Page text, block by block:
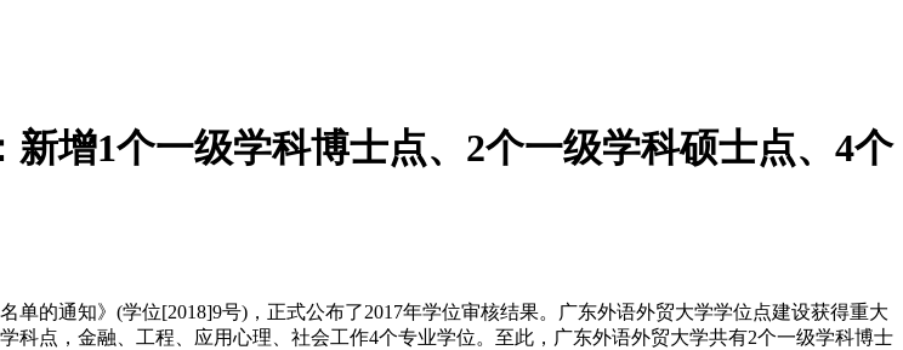
增1个一级学科博士点、2个一级学科硕士点、4个
通知》(学位[2018]9号)，正式公布了2017年学位审核结果。广东外语外贸大学学位点建设获得重大
点，金融、工程、应用心理、社会工作4个专业学位。至此，广东外语外贸大学共有2个一级学科博士